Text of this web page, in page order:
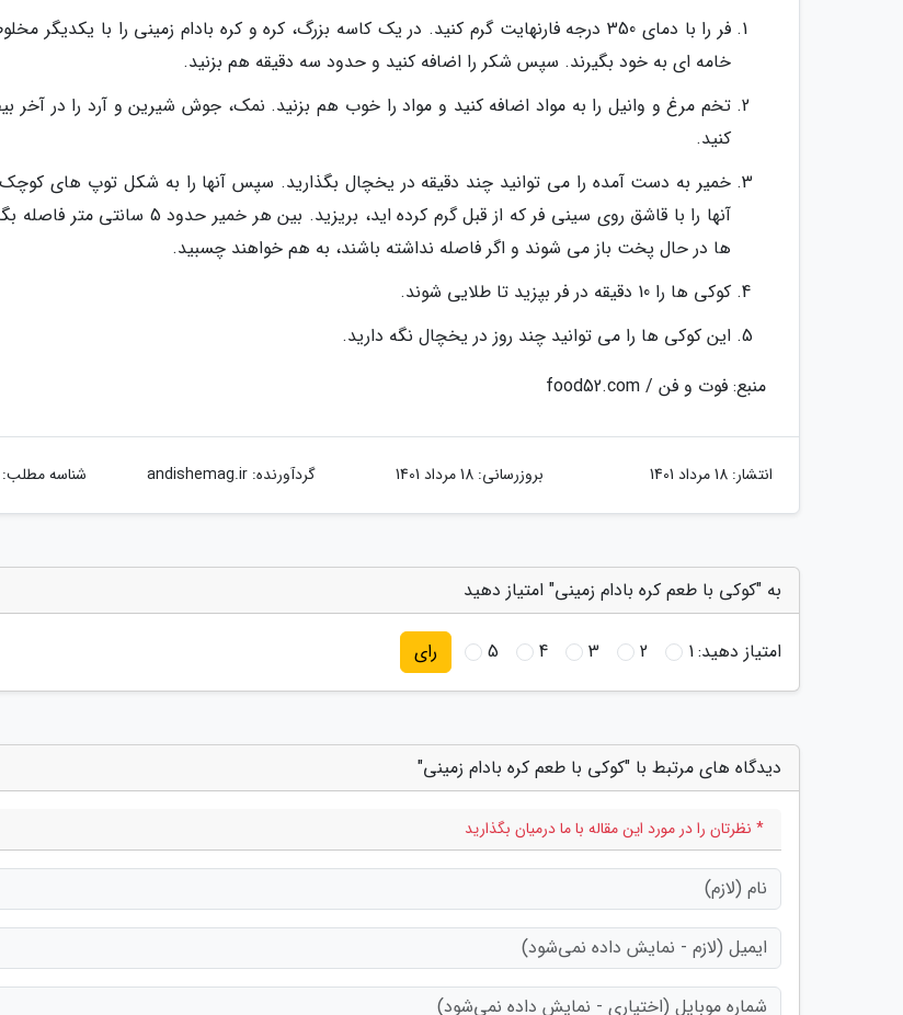
فر را با دمای 350 درجه فارنهایت گرم کنید. در یک کاسه بزرگ، کره و کره بادام زمینی را با یکدیگر
خامه ای به خود بگیرند. سپس شکر را اضافه کنید و حدود سه دقیقه هم بزنید.
تخم مرغ و وانیل را به مواد اضافه کنید و مواد را خوب هم بزنید. نمک، جوش شیرین و آرد را در آخر
کنید.
خمیر به دست آمده را می توانید چند دقیقه در یخچال بگذارید. سپس آنها را به شکل توپ های
آنها را با قاشق روی سینی فر که از قبل گرم کرده اید، بریزید.
ها در حال پخت باز می شوند و اگر فاصله نداشته باشند، به هم خواهند چسبید.
کوکی ها را 10 دقیقه در فر بپزید تا طلایی شوند.
این کوکی ها را می توانید چند روز در یخچال نگه دارید.
منبع: فوت و فن / food52.com
انتشار: 18 مرداد 1401 بروزرسانی: 18 مرداد 1401 گردآورنده:andishemag.ir شناسه مطلب:
به "کوکی با طعم کره بادام زمینی" امتیاز دهید
امتیاز دهید:1
2
3
4
5 رای
دیدگاه های مرتبط با "کوکی با طعم کره بادام زمینی"
* نظرتان را در مورد این مقاله با ما درمیان بگذارید